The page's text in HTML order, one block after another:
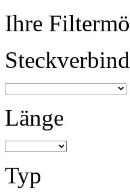
Ihre
Länge
Typ